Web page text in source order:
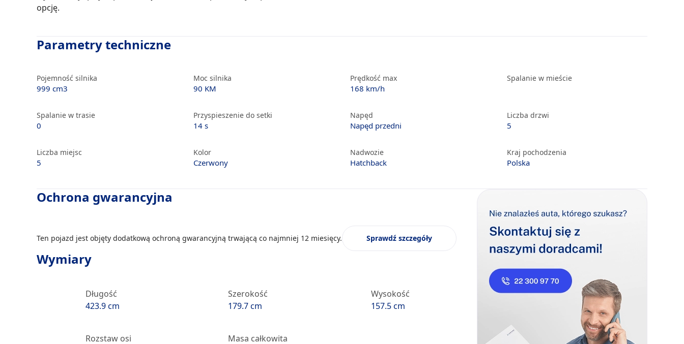
opcję.
Parametry techniczne
Pojemność silnika
999 cm3
Moc silnika
90 KM
Prędkość max
168 km/h
Spalanie w mieście
Spalanie w trasie
0
Przyspieszenie do setki
14 s
Napęd
Napęd przedni
Liczba drzwi
5
Liczba miejsc
5
Kolor
Czerwony
Nadwozie
Hatchback
Kraj pochodzenia
Polska
Ochrona gwarancyjna
Ten pojazd jest objęty dodatkową ochroną gwarancyjną trwającą co najmniej 12 miesięcy. Sprawdź szczegóły
Wymiary
Długość
423.9 cm
Szerokość
179.7 cm
Wysokość
157.5 cm
Rozstaw osi
Masa całkowita